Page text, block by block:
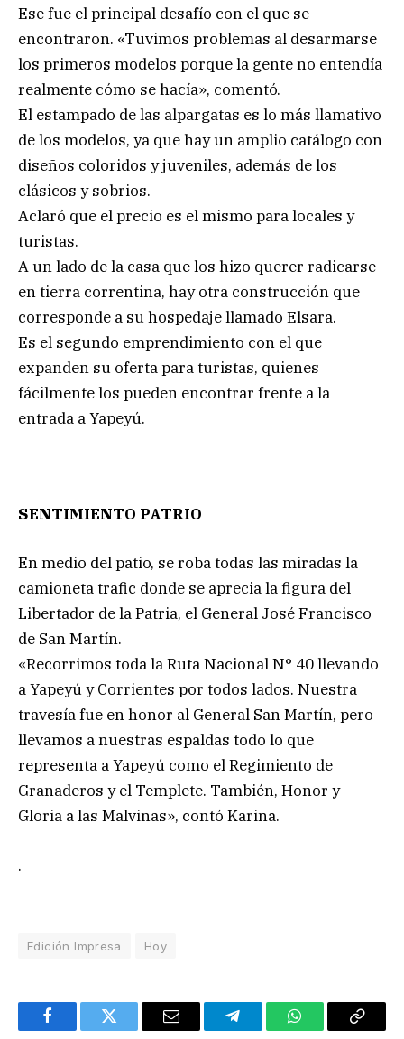
Ese fue el principal desafío con el que se
encontraron. «Tuvimos problemas al desarmarse
los primeros modelos porque la gente no entendía
realmente cómo se hacía», comentó.
El estampado de las alpargatas es lo más llamativo
de los modelos, ya que hay un amplio catálogo con
diseños coloridos y juveniles, además de los
clásicos y sobrios.
Aclaró que el precio es el mismo para locales y
turistas.
A un lado de la casa que los hizo querer radicarse
en tierra correntina, hay otra construcción que
corresponde a su hospedaje llamado Elsara.
Es el segundo emprendimiento con el que
expanden su oferta para turistas, quienes
fácilmente los pueden encontrar frente a la
entrada a Yapeyú.
SENTIMIENTO PATRIO
En medio del patio, se roba todas las miradas la
camioneta trafic donde se aprecia la figura del
Libertador de la Patria, el General José Francisco
de San Martín.
«Recorrimos toda la Ruta Nacional N° 40 llevando
a Yapeyú y Corrientes por todos lados. Nuestra
travesía fue en honor al General San Martín, pero
llevamos a nuestras espaldas todo lo que
representa a Yapeyú como el Regimiento de
Granaderos y el Templete. También, Honor y
Gloria a las Malvinas», contó Karina.
.
Edición Impresa Hoy
FacebookTwitter Email TelegramWhatsAppCopy